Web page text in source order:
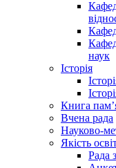
наук
Історія
Книга
Вчена рада
Науково-
Якість
Рада